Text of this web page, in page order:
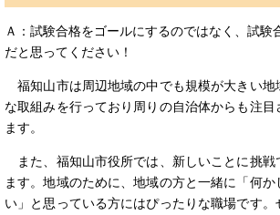
Ａ：試験合格をゴールにするのではなく、試験
だと思ってください！
福知山市は周辺地域の中でも規模が大きい地
な取組みを行っており周りの自治体からも注
ます。
また、福知山市役所では、新しいことに挑戦
ます。地域のために、地域の方と一緒に「何
い」と思っている方にはぴったりな職場です。